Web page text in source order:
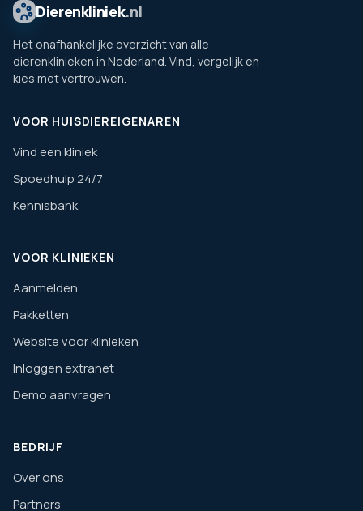
Dierenkliniek.nl
Het onafhankelijke overzicht van alle
dierenklinieken in Nederland. Vind, vergelijk en
kies met vertrouwen.
VOOR HUISDIEREIGENAREN
Vind een kliniek
Spoedhulp 24/7
Kennisbank
VOOR KLINIEKEN
Aanmelden
Pakketten
Website voor klinieken
Inloggen extranet
Demo aanvragen
BEDRIJF
Over ons
Partners